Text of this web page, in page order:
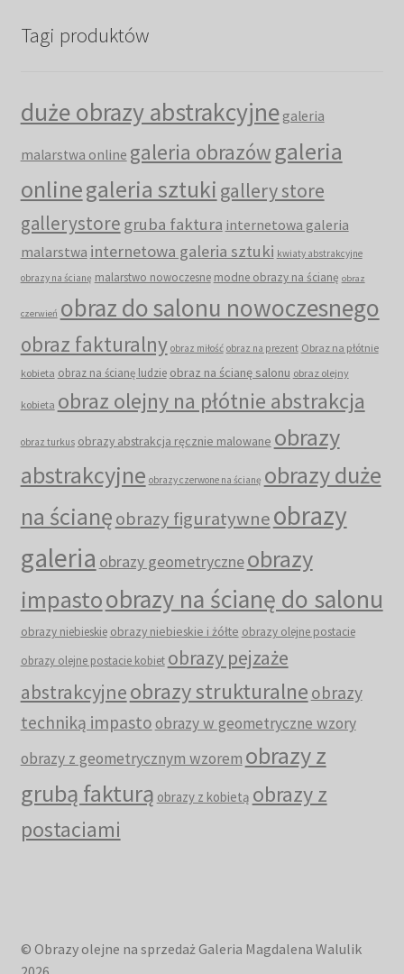
Tagi produktów
duże obrazy abstrakcyjne galeria
malarstwa online galeria obrazów galeria
onlinegaleria sztuki gallery store
gallerystore gruba faktura internetowa galeria
malarstwa internetowa galeria sztuki kwiaty abstrakcyjne
obrazy na ścianę malarstwo nowoczesne modne obrazy na ścianę obraz
czerwień obraz do salonu nowoczesnego
obraz fakturalny obraz miłość obraz na prezent Obraz na płótnie
kobieta obraz na ścianę ludzie obraz na ścianę salonu obraz olejny
kobieta obraz olejny na płótnie abstrakcja
obraz turkus obrazy abstrakcja ręcznie malowane obrazy
abstrakcyjne obrazy czerwone na ścianę obrazy duże
na ścianęobrazy figuratywneobrazy
galeria obrazy geometryczneobrazy
impastoobrazy na ścianę do salonu
obrazy niebieskie obrazy niebieskie i żółte obrazy olejne postacie
obrazy olejne postacie kobiet obrazy pejzaże
abstrakcyjneobrazy strukturalne obrazy
techniką impastoobrazy w geometryczne wzory
obrazy z geometrycznym wzorem obrazy z
grubą fakturą obrazy z kobietą obrazy z
postaciami
© Obrazy olejne na sprzedaż Galeria Magdalena Walulik